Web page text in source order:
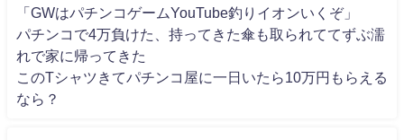
「GWはパチンコゲームYouTube釣りイオンいくぞ」
パチンコで4万負けた、持ってきた傘も取られててずぶ濡
れで家に帰ってきた
このTシャツきてパチンコ屋に一日いたら10万円もらえる
なら？